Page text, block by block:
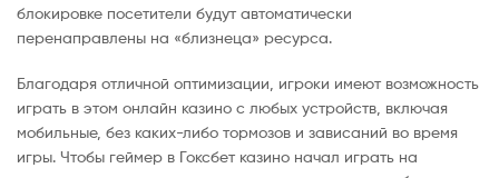
блокировке посетители будут автоматически
перенаправлены на «близнеца» ресурса.
Благодаря отличной оптимизации, игроки имеют возможность
играть в этом онлайн казино с любых устройств, включая
мобильные, без каких-либо тормозов и зависаний во время
игры. Чтобы геймер в Гоксбет казино начал играть на